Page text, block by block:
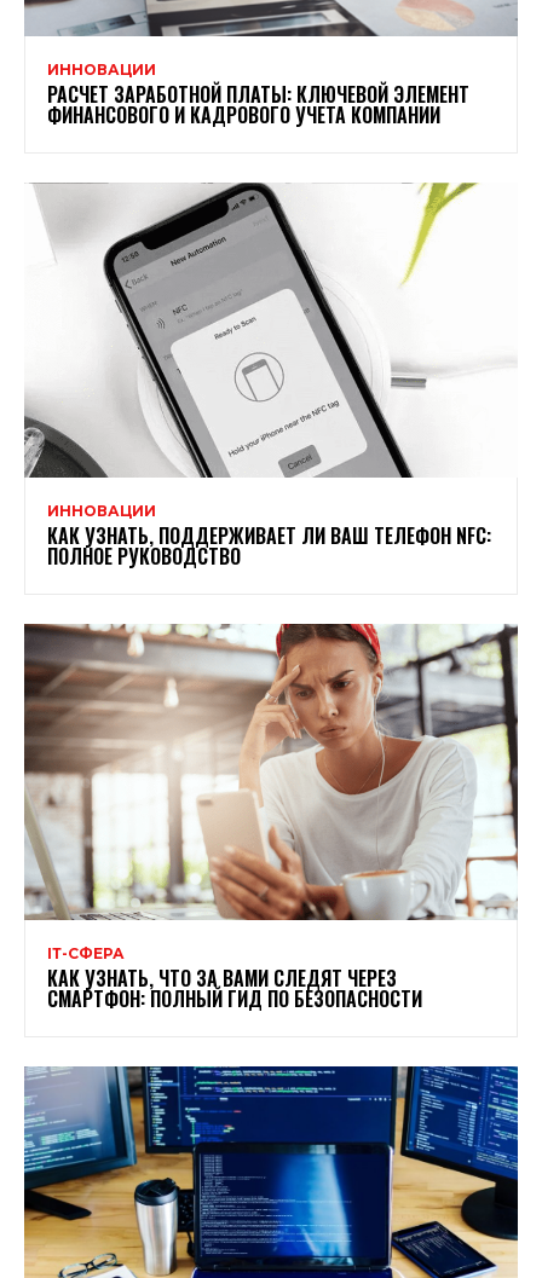
ИННОВАЦИИ
РАСЧЕТ ЗАРАБОТНОЙ ПЛАТЫ: КЛЮЧЕВОЙ ЭЛЕМЕНТ
ФИНАНСОВОГО И КАДРОВОГО УЧЕТА КОМПАНИИ
ИННОВАЦИИ
КАК УЗНАТЬ, ПОДДЕРЖИВАЕТ ЛИ ВАШ ТЕЛЕФОН NFC:
ПОЛНОЕ РУКОВОДСТВО
ІТ-СФЕРА
КАК УЗНАТЬ, ЧТО ЗА ВАМИ СЛЕДЯТ ЧЕРЕЗ
СМАРТФОН: ПОЛНЫЙ ГИД ПО БЕЗОПАСНОСТИ